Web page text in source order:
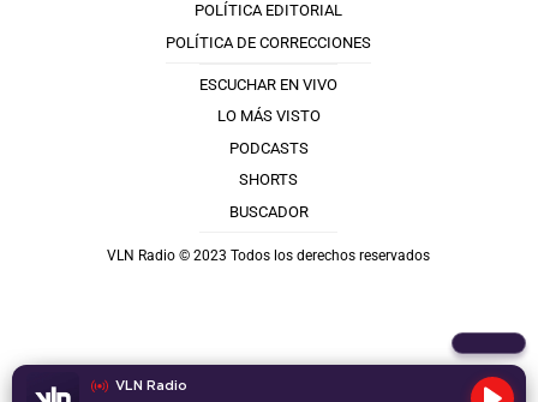
VLN Radio
POLÍTICA EDITORIAL
POLÍTICA DE CORRECCIONES
ESCUCHAR EN VIVO
LO MÁS VISTO
PODCASTS
SHORTS
BUSCADOR
VLN Radio © 2023 Todos los derechos reservados